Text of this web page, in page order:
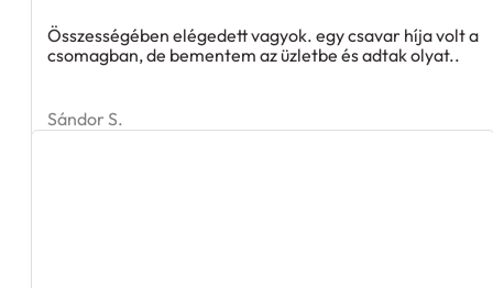
Összességében elégedett vagyok. egy csavar híja volt a
csomagban, de bementem az üzletbe és adtak olyat..
Sándor S.